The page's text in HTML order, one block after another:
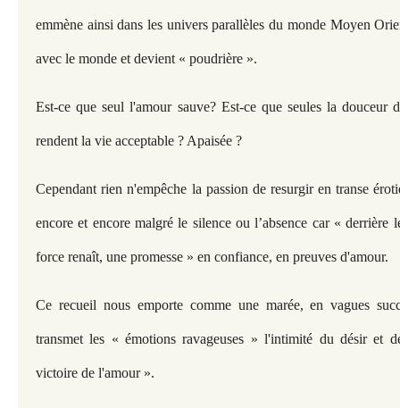
emmène ainsi dans les univers parallèles du monde Moyen
avec le monde et devient « poudrière ».
Est-ce que seul l'amour sauve? Est-ce que seules la douceur
rendent la vie acceptable ? Apaisée ?
Cependant rien n'empêche la passion de resurgir en transe
encore et encore malgré le silence ou l’absence car « derrière
force renaît, une promesse » en confiance, en preuves d'amour.
Ce recueil nous emporte comme une marée, en vagues
transmet les « émotions ravageuses » l'intimité du désir et
victoire de l'amour ».